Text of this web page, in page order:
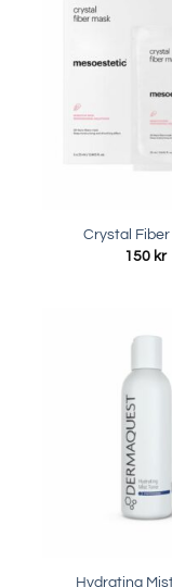
Crystal Fiber
150 kr
Hydrating